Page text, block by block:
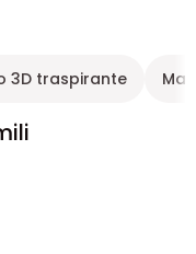
3D traspirante